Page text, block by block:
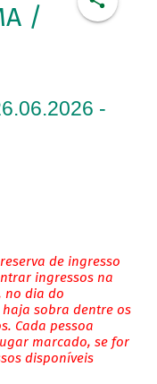
/
-
de ingresso
ingressos na
no dia do
sobra dentre os
Cada pessoa
marcado, se for
disponíveis